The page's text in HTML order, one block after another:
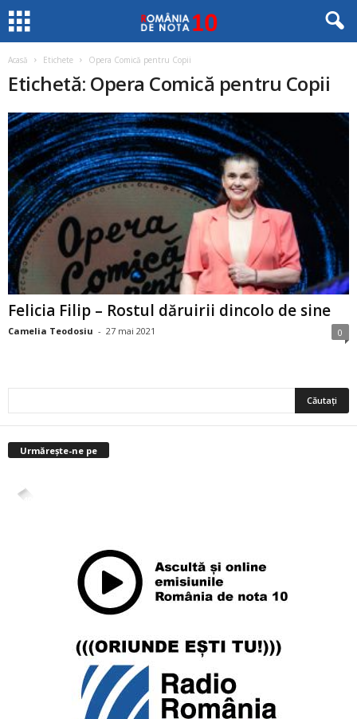
Acasă Etichete Opera Comică pentru Copii
Etichetă: Opera Comică pentru Copii
Felicia Filip – Rostul dăruirii dincolo de sine
Camelia Teodosiu - 27 mai 2021 0
Urmărește-ne pe
4,400